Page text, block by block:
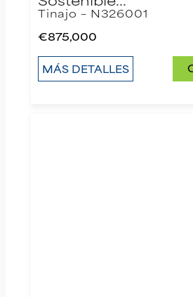
Tinajo – N326001
€875,000
MÁS DETALLES